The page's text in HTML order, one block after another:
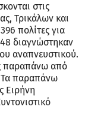
στις
Τρικάλων και
πολίτες για
διαγνώστηκαν
αναπνευστικού.
παραπάνω από
Τα παραπάνω
Ειρήνη